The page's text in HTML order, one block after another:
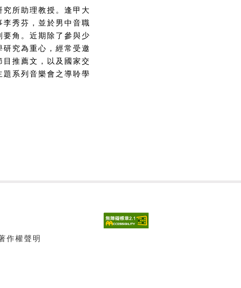
所助理教授。逢甲大
秀芬，並於男中音職
角。近期除了參與少
究為重心，經常受邀
推薦文，以及國家交
系列音樂會之導聆學
作權聲明